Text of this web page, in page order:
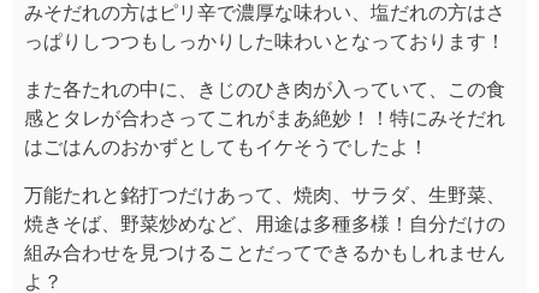
みそだれの方はピリ辛で濃厚な味わい、塩だれの方はさ
っぱりしつつもしっかりした味わいとなっております！
また各たれの中に、きじのひき肉が入っていて、この食
感とタレが合わさってこれがまあ絶妙！！特にみそだれ
はごはんのおかずとしてもイケそうでしたよ！
万能たれと銘打つだけあって、焼肉、サラダ、生野菜、
焼きそば、野菜炒めなど、用途は多種多様！自分だけの
組み合わせを見つけることだってできるかもしれません
よ？